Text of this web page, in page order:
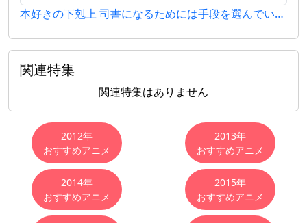
本好きの下剋上 司書になるためには手段を選んでいられません
関連特集
関連特集はありません
おすすめアニメ
2012年
おすすめアニメ
2013年
おすすめアニメ
2014年
おすすめアニメ
2015年
おすすめアニメ